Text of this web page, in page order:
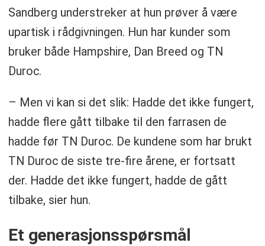
Sandberg understreker at hun prøver å være
upartisk i rådgivningen. Hun har kunder som
bruker både Hampshire, Dan Breed og TN
Duroc.
– Men vi kan si det slik: Hadde det ikke fungert,
hadde flere gått tilbake til den farrasen de
hadde før TN Duroc. De kundene som har brukt
TN Duroc de siste tre-fire årene, er fortsatt
der. Hadde det ikke fungert, hadde de gått
tilbake, sier hun.
Et generasjonsspørsmål